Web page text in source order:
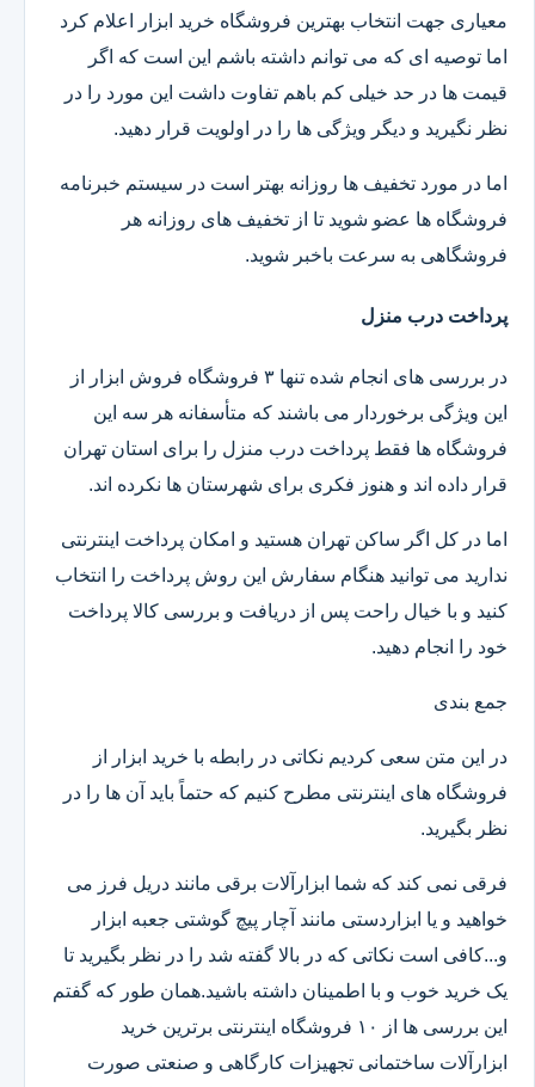
معیاری جهت انتخاب بهترین فروشگاه خرید ابزار اعلام کرد
اما توصیه ای که می توانم داشته باشم این است که اگر
قیمت ها در حد خیلی کم باهم تفاوت داشت این مورد را در
نظر نگیرید و دیگر ویژگی ها را در اولویت قرار دهید.
اما در مورد تخفیف ها روزانه بهتر است در سیستم خبرنامه
فروشگاه ها عضو شوید تا از تخفیف های روزانه هر
فروشگاهی به سرعت باخبر شوید.
پرداخت درب منزل
در بررسی های انجام شده تنها ۳ فروشگاه فروش ابزار از
این ویژگی برخوردار می باشند که متأسفانه هر سه این
فروشگاه ها فقط پرداخت درب منزل را برای استان تهران
قرار داده اند و هنوز فکری برای شهرستان ها نکرده اند.
اما در کل اگر ساکن تهران هستید و امکان پرداخت اینترنتی
ندارید می توانید هنگام سفارش این روش پرداخت را انتخاب
کنید و با خیال راحت پس از دریافت و بررسی کالا پرداخت
خود را انجام دهید.
جمع بندی
در این متن سعی کردیم نکاتی در رابطه با خرید ابزار از
فروشگاه های اینترنتی مطرح کنیم که حتماً باید آن ها را در
نظر بگیرید.
فرقی نمی کند که شما ابزارآلات برقی مانند دریل فرز می
خواهید و یا ابزاردستی مانند آچار پیچ گوشتی جعبه ابزار
و...کافی است نکاتی که در بالا گفته شد را در نظر بگیرید تا
یک خرید خوب و با اطمینان داشته باشید.همان طور که گفتم
این بررسی ها از ۱۰ فروشگاه اینترنتی برترین خرید
ابزارآلات ساختمانی تجهیزات کارگاهی و صنعتی صورت